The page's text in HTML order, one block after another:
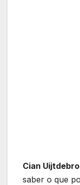
Cian
saber o que